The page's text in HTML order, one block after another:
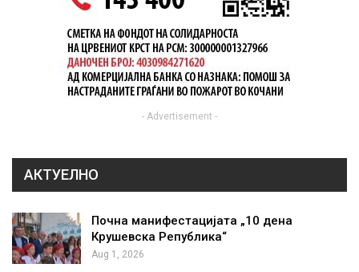
- Advertisement -
АКТУЕЛНО
Почна манифестацијата „10 дена
Крушевска Република“
Aug 1, 2026